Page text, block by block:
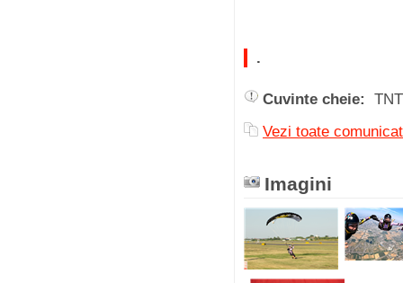
.
Cuvinte cheie:
Vezi toate
Imagini